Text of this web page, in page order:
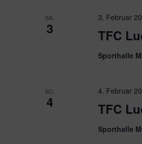
SA.
3 TFC
3. Februar
Sporthalle
SO.
4 TFC
4. Februar
Sporthalle